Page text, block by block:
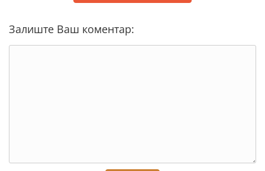
Залиште Ваш коментар: